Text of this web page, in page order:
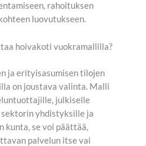
rahoituksen
luovutukseen.
hoivakoti vuokramallilla?
ja erityisasumisen tilojen
on joustava valinta. Malli
julkiselle
yhdistyksille ja
kunta, se voi päättää,
palvelun itse vai